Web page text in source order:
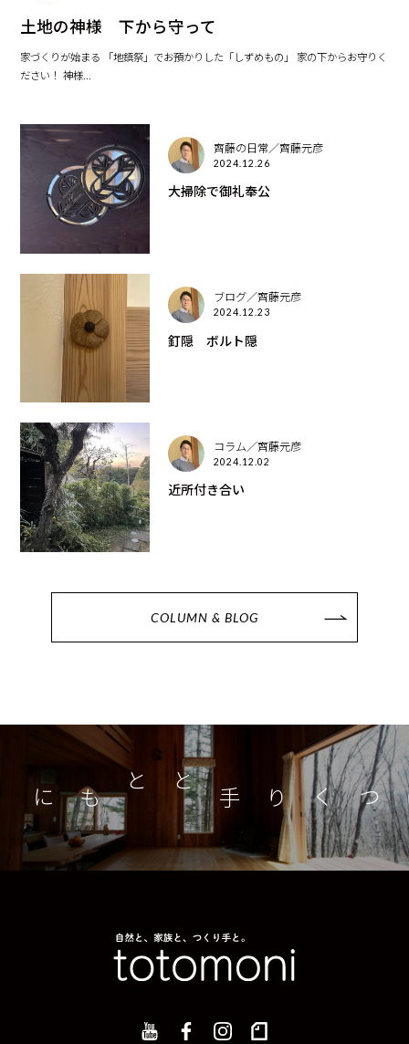
土地の神様 下から守って
家づくりが始まる 「地鎮祭」でお預かりした「しずめもの」 家の下からお守りく
ださい！ 神様...
齊藤の日常／齊藤元彦
2024.12.26
大掃除で御礼奉公
ブログ／齊藤元彦
2024.12.23
釘隠 ボルト隠
コラム／齊藤元彦
2024.12.02
近所付き合い
COLUMN & BLOG
つくり手とともに